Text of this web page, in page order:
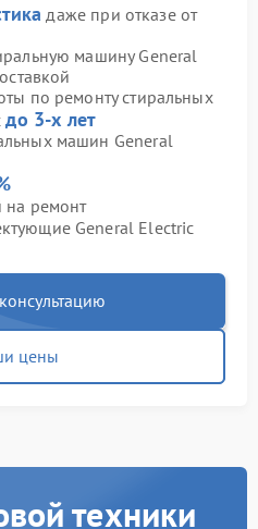
даже при отказе от
машину General
по ремонту стиральных
до 3-х лет
машин General
на ремонт
General Electric
цены
техники